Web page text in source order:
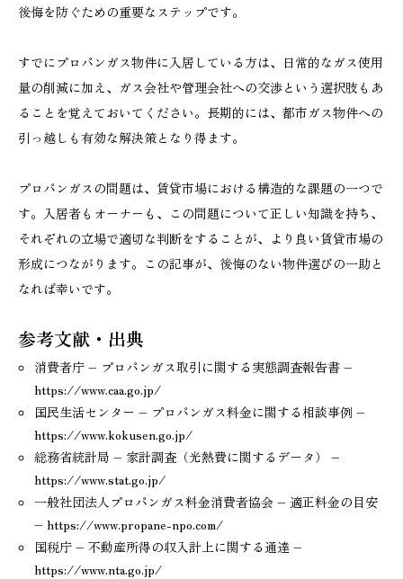
後悔を防ぐための重要なステップです。
すでにプロパンガス物件に入居している方は、日常的なガス使用
量の削減に加え、ガス会社や管理会社への交渉という選択肢もあ
ることを覚えておいてください。長期的には、都市ガス物件への
引っ越しも有効な解決策となり得ます。
プロパンガスの問題は、賃貸市場における構造的な課題の一つで
す。入居者もオーナーも、この問題について正しい知識を持ち、
それぞれの立場で適切な判断をすることが、より良い賃貸市場の
形成につながります。この記事が、後悔のない物件選びの一助と
なれば幸いです。
参考文献・出典
消費者庁 – プロパンガス取引に関する実態調査報告書 –
https://www.caa.go.jp/
国民生活センター – プロパンガス料金に関する相談事例 –
https://www.kokusen.go.jp/
総務省統計局 – 家計調査（光熱費に関するデータ） –
https://www.stat.go.jp/
一般社団法人プロパンガス料金消費者協会 – 適正料金の目安
– https://www.propane-npo.com/
国税庁 – 不動産所得の収入計上に関する通達 –
https://www.nta.go.jp/